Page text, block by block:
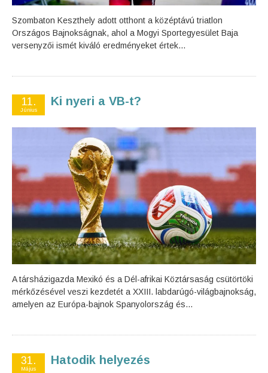
Szombaton Keszthely adott otthont a középtávú triatlon
Országos Bajnokságnak, ahol a Mogyi Sportegyesület Baja
versenyzői ismét kiváló eredményeket értek...
11.
Június
Ki nyeri a VB-t?
A társházigazda Mexikó és a Dél-afrikai Köztársaság csütörtöki
mérkőzésével veszi kezdetét a XXIII. labdarúgó-világbajnokság,
amelyen az Európa-bajnok Spanyolország és...
31.
Május
Hatodik helyezés